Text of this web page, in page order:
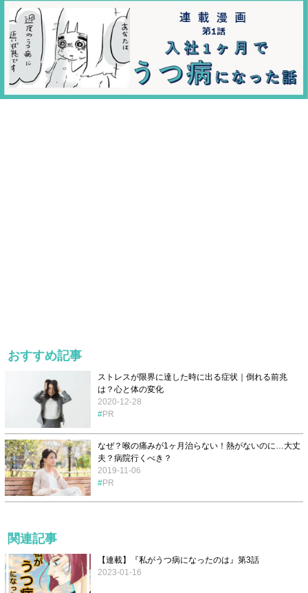
おすすめ記事
ストレスが限界に達した時に出る症状｜倒れる前兆
は？心と体の変化
2020-12-28
PR
なぜ？喉の痛みが1ヶ月治らない！熱がないのに…大丈
夫？病院行くべき？
2019-11-06
PR
関連記事
【連載】『私がうつ病になったのは』第3話
2023-01-16